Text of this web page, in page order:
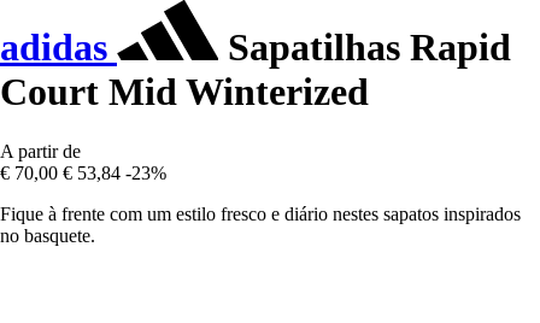
adidas
Sapatilhas Rapid
Court Mid Winterized
A partir de
€ 70,00 € 53,84 -23%
Fique à frente com um estilo fresco e diário nestes sapatos inspirados
no basquete.